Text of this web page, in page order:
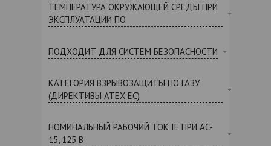
ТЕМПЕРАТУРА ОКРУЖАЮЩЕЙ СРЕДЫ ПРИ
ЭКСПЛУАТАЦИИ ПО
ПОДХОДИТ ДЛЯ СИСТЕМ БЕЗОПАСНОСТИ
КАТЕГОРИЯ ВЗРЫВОЗАЩИТЫ ПО ГАЗУ
(ДИРЕКТИВЫ ATEX ЕС)
НОМИНАЛЬНЫЙ РАБОЧИЙ ТОК IE ПРИ AC-
15, 125 В